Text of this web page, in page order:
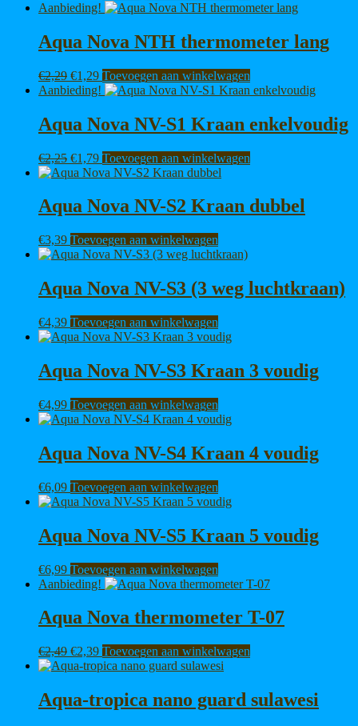
prijs
€1,95.
prijs
€1,29.
Aanbieding!
Aqua Nova NTH thermometer lang
€2,29 Oorspronkelijke
prijs
€2,29.
€1,29Huidige
prijs
€1,29.
Toevoegen aan winkelwagen
Aanbieding!
Aqua Nova NV-S1 Kraan enkelvoudig
€2,25 Oorspronkelijke
prijs
€2,25.
€1,79Huidige
prijs
€1,79.
Toevoegen aan winkelwagen
Aqua Nova NV-S2 Kraan dubbel
€3,39 Toevoegen aan winkelwagen
Aqua Nova NV-S3 (3 weg luchtkraan)
€4,39 Toevoegen aan winkelwagen
Aqua Nova NV-S3 Kraan 3 voudig
€4,99 Toevoegen aan winkelwagen
Aqua Nova NV-S4 Kraan 4 voudig
€6,09 Toevoegen aan winkelwagen
Aqua Nova NV-S5 Kraan 5 voudig
€6,99 Toevoegen aan winkelwagen
Aanbieding!
Aqua Nova thermometer T-07
€2,49 Oorspronkelijke
prijs
€2,49.
€2,39Huidige
prijs
€2,39.
Toevoegen aan winkelwagen
Aqua-tropica nano guard sulawesi